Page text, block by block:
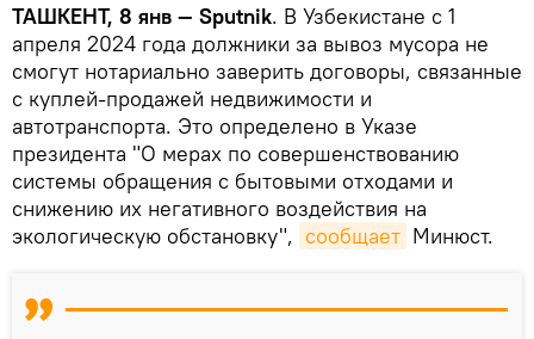
ТАШКЕНТ, 8 янв — Sputnik. В Узбекистане с 1
апреля 2024 года должники за вывоз мусора не
смогут нотариально заверить договоры, связанные
с куплей-продажей недвижимости и
автотранспорта. Это определено в Указе
президента "О мерах по совершенствованию
системы обращения с бытовыми отходами и
снижению их негативного воздействия на
экологическую обстановку", сообщает Минюст.